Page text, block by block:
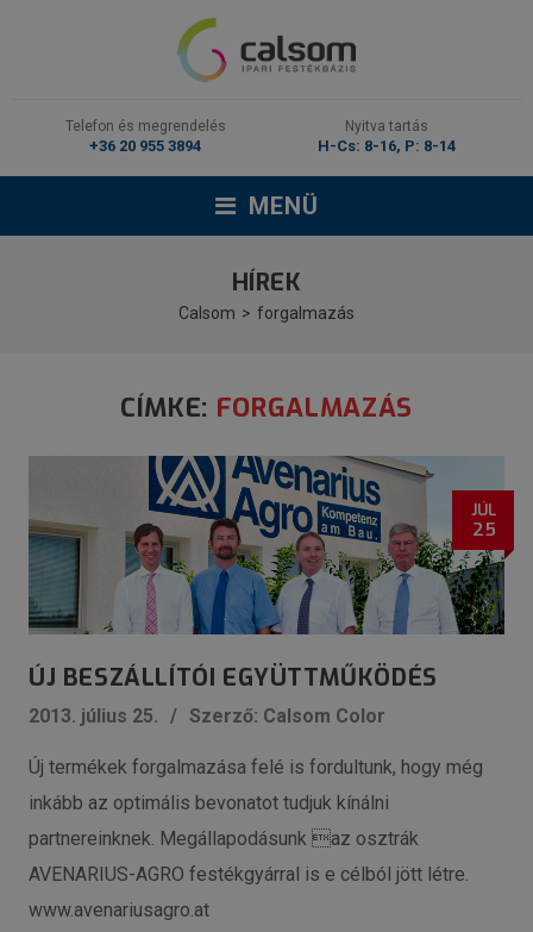
Telefon és megrendelés
+36 20 955 3894
Nyitva tartás
H-Cs: 8-16, P: 8-14
MENÜ
HÍREK
Calsom forgalmazás
CÍMKE: FORGALMAZÁS
JÚL
25
ÚJ BESZÁLLÍTÓI EGYÜTTMŰKÖDÉS
2013. július 25. Szerző: Calsom Color
Új termékek forgalmazása felé is fordultunk, hogy még
inkább az optimális bevonatot tudjuk kínálni
partnereinknek. Megállapodásunk az osztrák
AVENARIUS-AGRO festékgyárral is e célból jött létre.
www.avenariusagro.at